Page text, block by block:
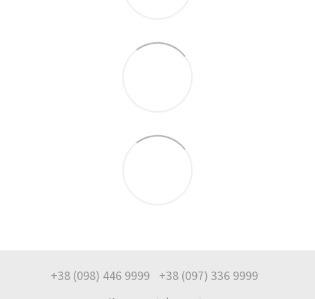
+38 (098) 446 9999 +38 (097) 336 9999